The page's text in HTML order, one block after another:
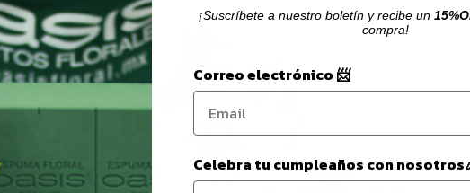
¡Suscríbete a nuestro boletín y recibe un
compra!
Correo electrónico 📨
Celebra tu cumpleaños con